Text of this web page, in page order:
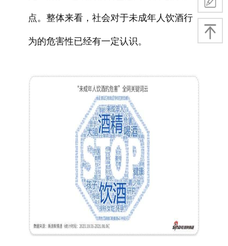
点。整体来看，社会对于未成年人饮酒行
为的危害性已经有一定认识。